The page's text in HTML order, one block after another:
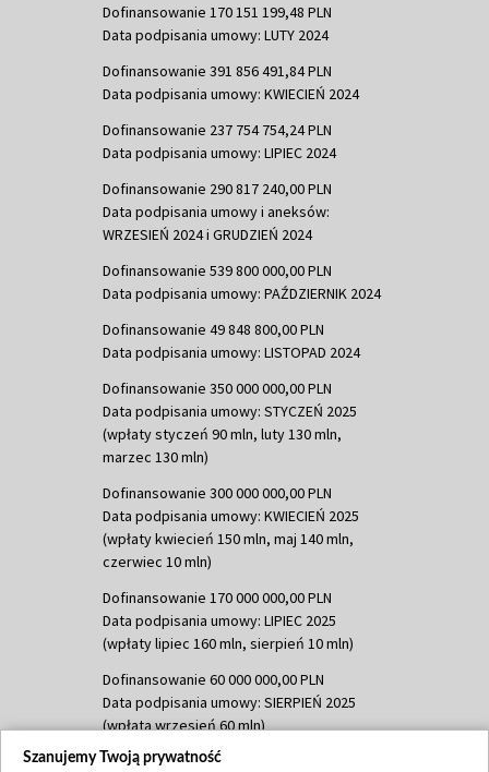
Dofinansowanie 170 151 199,48 PLN
Data podpisania umowy: LUTY 2024
Dofinansowanie 391 856 491,84 PLN
Data podpisania umowy: KWIECIEŃ 2024
Dofinansowanie 237 754 754,24 PLN
Data podpisania umowy: LIPIEC 2024
Dofinansowanie 290 817 240,00 PLN
Data podpisania umowy i aneksów:
WRZESIEŃ 2024 i GRUDZIEŃ 2024
Dofinansowanie 539 800 000,00 PLN
Data podpisania umowy: PAŹDZIERNIK 2024
Dofinansowanie 49 848 800,00 PLN
Data podpisania umowy: LISTOPAD 2024
Dofinansowanie 350 000 000,00 PLN
Data podpisania umowy: STYCZEŃ 2025
(wpłaty styczeń 90 mln, luty 130 mln,
marzec 130 mln)
Dofinansowanie 300 000 000,00 PLN
Data podpisania umowy: KWIECIEŃ 2025
(wpłaty kwiecień 150 mln, maj 140 mln,
czerwiec 10 mln)
Dofinansowanie 170 000 000,00 PLN
Data podpisania umowy: LIPIEC 2025
(wpłaty lipiec 160 mln, sierpień 10 mln)
Dofinansowanie 60 000 000,00 PLN
Data podpisania umowy: SIERPIEŃ 2025
(wpłata wrzesień 60 mln)
Dofinansowanie 635 783 051,21 PLN
Szanujemy Twoją prywatność